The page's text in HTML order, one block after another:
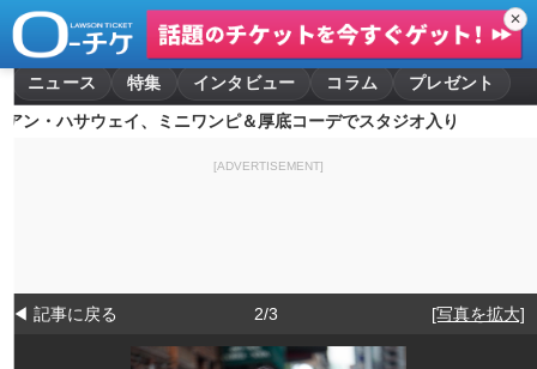
✕
ニュース 特集 インタビュー コラム
プレゼント
アン・ハサウェイ、ミニワンピ＆厚底コーデでスタジオ入り
[ADVERTISEMENT]
◀ 記事に戻る 2/3 [写真を拡大]